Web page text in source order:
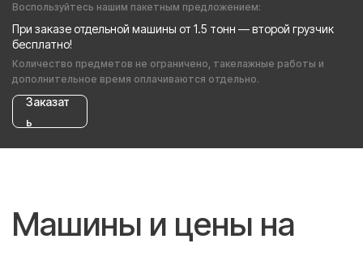
Воспользуйтесь нашим пакетным предложением:
При заказе отдельной машины от 1.5 тонн — второй грузчик
бесплатно!
Количество предметов не ограничено, такелажные работы и
дополнительное время оплачиваются отдельно.
Заказат
ь
Машины и цены на